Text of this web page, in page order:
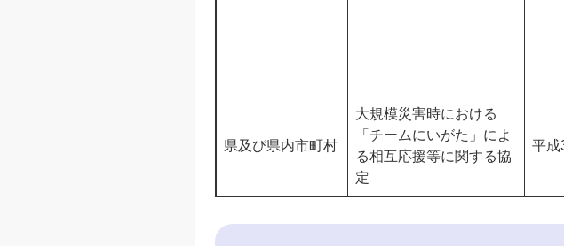
県及び県内市町村
大規模災害時における
「チームにいがた」によ
る相互応援等に関する協
定
平成